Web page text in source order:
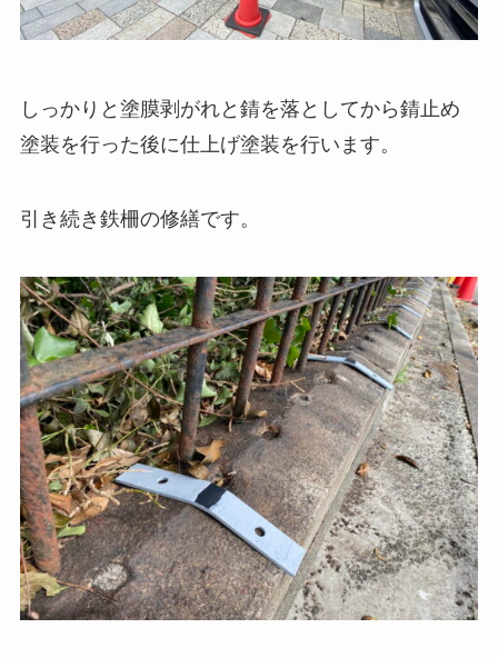
しっかりと塗膜剥がれと錆を落としてから錆止め
塗装を行った後に仕上げ塗装を行います。
引き続き鉄柵の修繕です。